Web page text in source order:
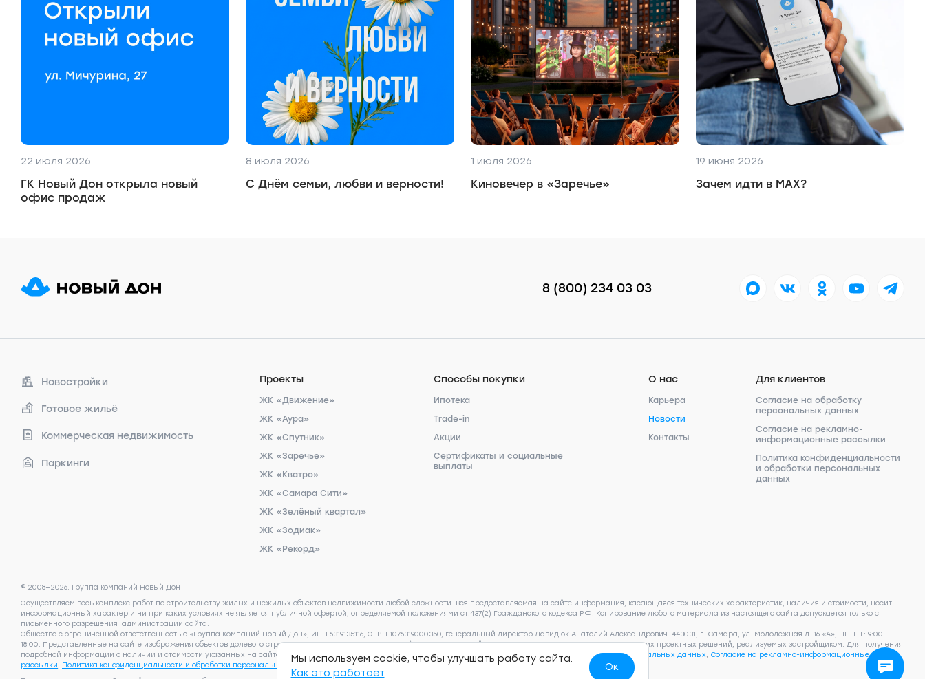
22 июля 2026
ГК Новый Дон открыла новый
офис продаж
8 июля 2026
С Днём семьи, любви и верности!
1 июля 2026
Киновечер в «Заречье»
19 июня 2026
Зачем идти в MAX?
8 (800) 234 03 03
Новостройки
Готовое жильё
Коммерческая недвижимость
Паркинги
Проекты
ЖК «Движение»
ЖК «Аура»
ЖК «Спутник»
ЖК «Заречье»
ЖК «Кватро»
ЖК «Самара Сити»
ЖК «Зелёный квартал»
ЖК «Зодиак»
ЖК «Рекорд»
Способы покупки
Ипотека
Trade-in
Акции
Сертификаты и социальные
выплаты
О нас
Карьера
Новости
Контакты
Для клиентов
Согласие на обработку
персональных данных
Согласие на рекламно-
информационные рассылки
Политика конфиденциальности
и обработки персональных
данных
© 2008—2026. Группа компаний Новый Дон
Осуществляем весь комплекс работ по строительству жилых и нежилых объектов недвижимости любой сложности. Вся предоставляемая на сайте информация, касающаяся технических характеристик, наличия и стоимости, носит
информационный характер и ни при каких условиях не является публичной офертой, определяемой положениями ст.437(2) Гражданского кодекса РФ. Копирование любого материала из настоящего сайта допускается только с
письменного разрешения администрации сайта.
Общество с ограниченной ответственностью «Группа Компаний Новый Дон», ИНН 6319135116, ОГРН 1076319000350, генеральный директор Давидюк Анатолий Александрович. 443031, г. Самара, ул. Молодежная д. 16 «А», ПН-ПТ: 9:00-
18:00. Представленные на сайте изображения объектов долевого строительства носят предварительный ознакомительный характер и могут отличаться от фактических проектных решений, реализуемых застройщиком. Для получения
подробной информации о наличии и стоимости указанных на сайте квартир, пожалуйста, обращайтесь по телефону 8 (800) 505 93 22.Согласие на обработку персональных данных, Согласие на рекламно-информационные
рассылки, Политика конфиденциальности и обработки персональных данных
Мы используем cookie, чтобы улучшать работу сайта.
Как это работает
Ок